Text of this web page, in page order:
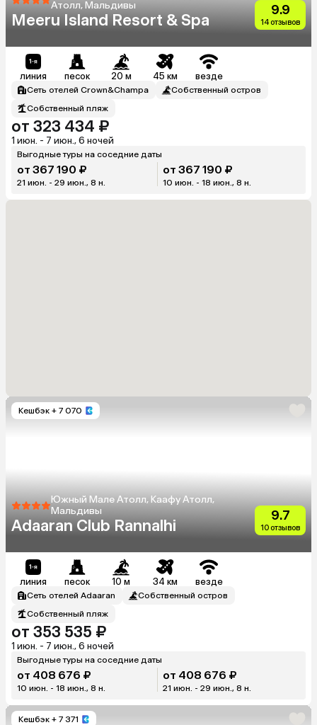
Атолл, Мальдивы
Meeru Island Resort & Spa
9.9
14 отзывов
линия песок 20 м 45 км везде
Сеть отелей Crown&Champa
Собственный остров
Собственный пляж
от 323 434 ₽
1 июн. - 7 июн., 6 ночей
Выгодные туры на соседние даты
от 367 190 ₽
21 июн. - 29 июн., 8 н.
от 367 190 ₽
10 июн. - 18 июн., 8 н.
Кешбэк + 7 070
Южный Мале Атолл, Каафу Атолл,
Мальдивы
Adaaran Club Rannalhi
9.7
10 отзывов
линия песок 10 м 34 км везде
Сеть отелей Adaaran
Собственный остров
Собственный пляж
от 353 535 ₽
1 июн. - 7 июн., 6 ночей
Выгодные туры на соседние даты
от 408 676 ₽
10 июн. - 18 июн., 8 н.
от 408 676 ₽
21 июн. - 29 июн., 8 н.
Кешбэк + 7 371